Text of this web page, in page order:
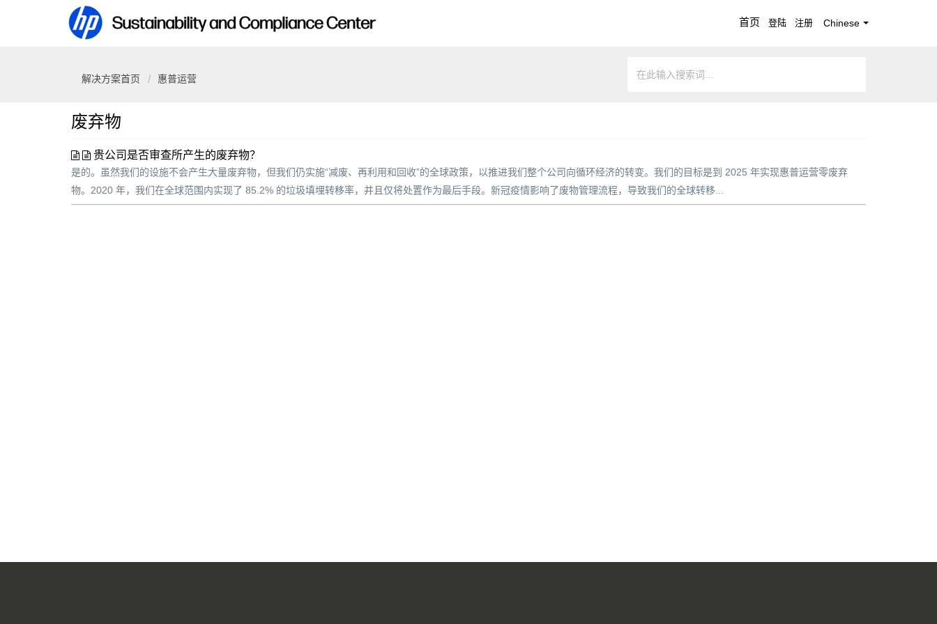
首页 Chinese
登陆 注册
解决方案首页 惠普运营
废弃物
贵公司是否审查所产生的废弃物？
是的。虽然我们的设施不会产生大量废弃物，但我们仍实施“减废、再利用和回收”的全球政策，以推进我们整个公司向循环经济的转变。我们的目标是到 2025 年实现惠普运营零废弃
物。2020 年，我们在全球范围内实现了 85.2% 的垃圾填埋转移率，并且仅将处置作为最后手段。新冠疫情影响了废物管理流程，导致我们的全球转移...